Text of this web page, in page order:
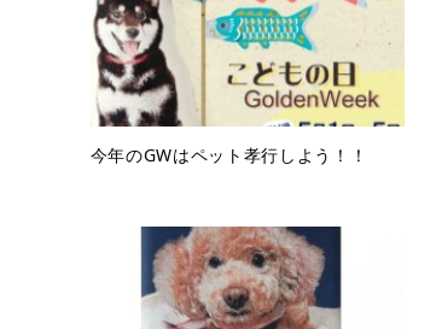
今年のGWはペット孝行しよう！！